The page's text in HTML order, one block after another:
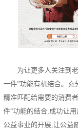
为让更多人关注到
一件”功能有机结合。充
精准匹配给需要的消费
件”功能的结合,成功让
公益事业的开展,让公益